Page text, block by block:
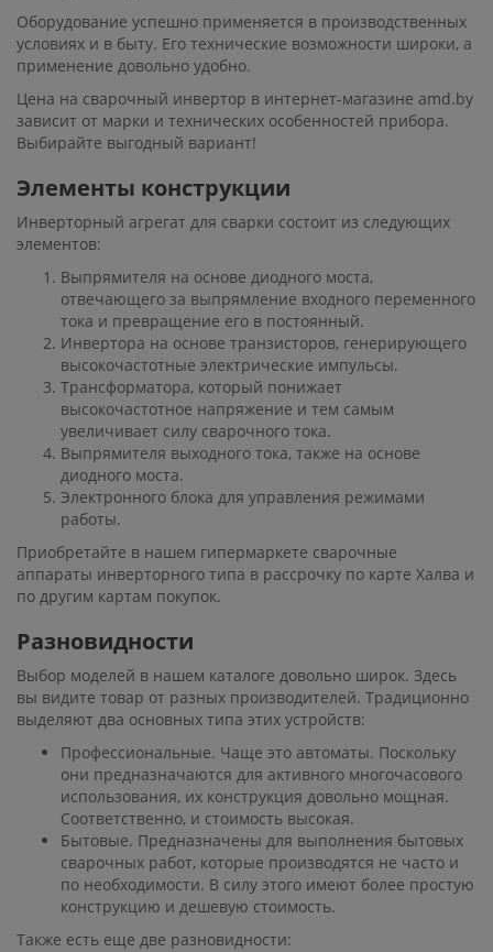
Оборудование успешно применяется в производственных
условиях и в быту. Его технические возможности широки, а
применение довольно удобно.
Цена на сварочный инвертор в интернет-магазине amd.by
зависит от марки и технических особенностей прибора.
Выбирайте выгодный вариант!
Элементы конструкции
Инверторный агрегат для сварки состоит из следующих
элементов:
Выпрямителя на основе диодного моста,
отвечающего за выпрямление входного переменного
тока и превращение его в постоянный.
Инвертора на основе транзисторов, генерирующего
высокочастотные электрические импульсы.
Трансформатора, который понижает
высокочастотное напряжение и тем самым
увеличивает силу сварочного тока.
Выпрямителя выходного тока, также на основе
диодного моста.
Электронного блока для управления режимами
работы.
Приобретайте в нашем гипермаркете сварочные
аппараты инверторного типа в рассрочку по карте Халва и
по другим картам покупок.
Разновидности
Выбор моделей в нашем каталоге довольно широк. Здесь
вы видите товар от разных производителей. Традиционно
выделяют два основных типа этих устройств:
Профессиональные. Чаще это автоматы. Поскольку
они предназначаются для активного многочасового
использования, их конструкция довольно мощная.
Соответственно, и стоимость высокая.
Бытовые. Предназначены для выполнения бытовых
сварочных работ, которые производятся не часто и
по необходимости. В силу этого имеют более простую
конструкцию и дешевую стоимость.
Также есть еще две разновидности: